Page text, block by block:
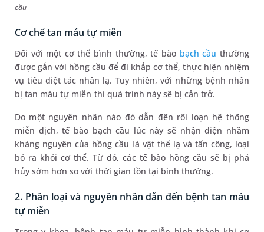
cầu
Cơ chế tan máu tự miễn
Đối với một cơ thể bình thường, tế bào bạch cầu thường
được gắn với hồng cầu để đi khắp cơ thể, thực hiện nhiệm
vụ tiêu diệt tác nhân lạ. Tuy nhiên, với những bệnh nhân
bị tan máu tự miễn thì quá trình này sẽ bị cản trở.
Do một nguyên nhân nào đó dẫn đến rối loạn hệ thống
miễn dịch, tế bào bạch cầu lúc này sẽ nhận diện nhầm
kháng nguyên của hồng cầu là vật thể lạ và tấn công, loại
bỏ ra khỏi cơ thể. Từ đó, các tế bào hồng cầu sẽ bị phá
hủy sớm hơn so với thời gian tồn tại bình thường.
2. Phân loại và nguyên nhân dẫn đến bệnh tan máu
tự miễn